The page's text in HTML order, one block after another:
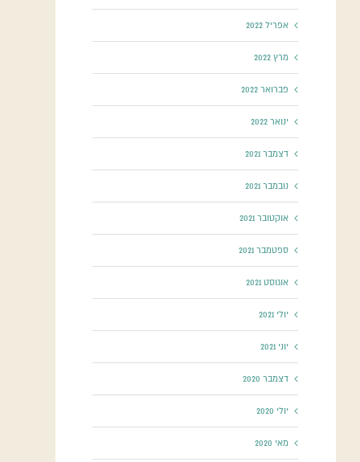
אפריל 2022
מרץ 2022
פברואר 2022
ינואר 2022
דצמבר 2021
נובמבר 2021
אוקטובר 2021
ספטמבר 2021
אוגוסט 2021
יולי 2021
יוני 2021
דצמבר 2020
יולי 2020
מאי 2020